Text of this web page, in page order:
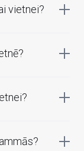
vietnei?